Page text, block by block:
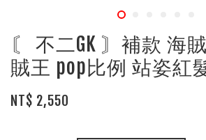
〘 不二GK 〙補款 海
賊王 pop比例 站姿紅
NT$ 2,550